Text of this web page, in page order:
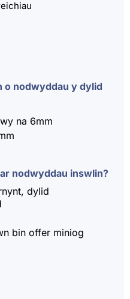
o nodwyddau y dylid
na 6mm
nodwyddau inswlin?
dylid
bin offer miniog